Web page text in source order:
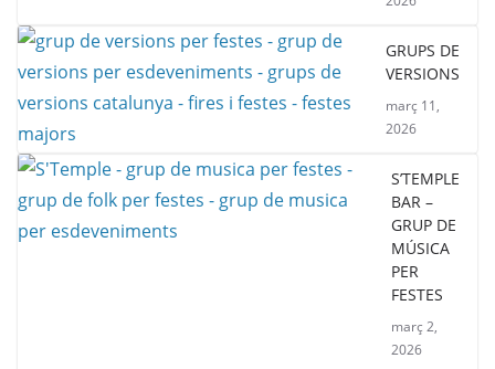
GRUPS DE
VERSIONS
març 11,
2026
S’TEMPLE
BAR –
GRUP DE
MÚSICA
PER
FESTES
març 2,
2026